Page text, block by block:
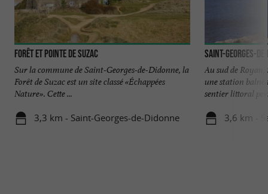
Forêt et pointe de Suzac
Sur la commune de Saint-Georges-de-Didonne, la
Forêt de Suzac est un site classé «Échappées
Nature». Cette ...
3,3 km - Saint-Georges-de-Didonne
Saint-Georges-
Au sud de
une station
sentier littoral
3,6 km -